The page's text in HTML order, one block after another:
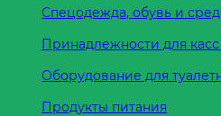
Спецодежда, обувь и
Принадлежности для
Оборудование для
Продукты питания